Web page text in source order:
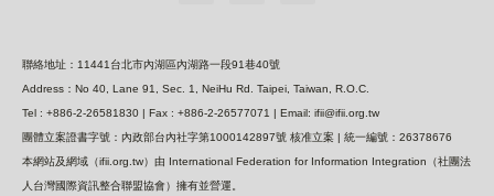
聯絡地址：11441台北市內湖區內湖路一段91巷40號
Address：No 40, Lane 91, Sec. 1, NeiHu Rd. Taipei, Taiwan, R.O.C.
Tel : +886-2-26581830 | Fax : +886-2-26577071 | Email: ifii@ifii.org.tw
團體立案證書字號：內政部台內社字第1000142897號 核准立案 | 統一編號：26378676
本網站及網域（ifii.org.tw）由 International Federation for Information Integration（社團法
人台灣國際資訊整合聯盟協會）擁有並營運。